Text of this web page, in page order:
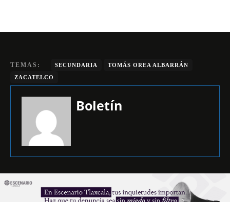
TEMAS: SECUNDARIA
TOMÁS OREA ALBARRÁN
ZACATELCO
Boletín